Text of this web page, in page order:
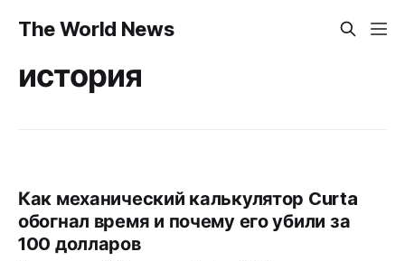
The World News
история
Как механический калькулятор Curta
обогнал время и почему его убили за
100 долларов